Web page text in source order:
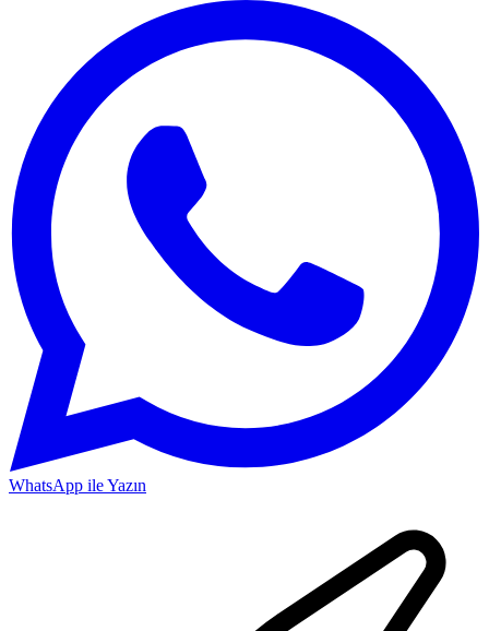
WhatsApp ile Yazın